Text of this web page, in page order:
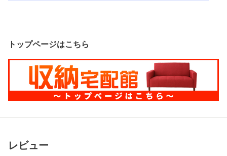
トップページはこちら
レビュー